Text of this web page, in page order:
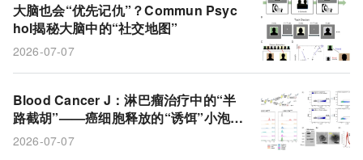
大脑也会“优先记仇”？Commun Psyc
hol揭秘大脑中的“社交地图”
2026-07-07
Blood Cancer J：淋巴瘤治疗中的“半
路截胡”——癌细胞释放的“诱饵”小泡或
会让靶向药功亏一篑
2026-07-07